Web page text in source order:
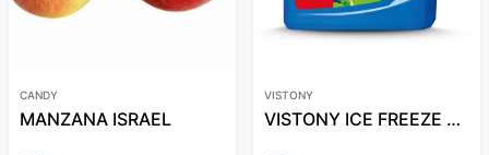
CANDY
MANZANA ISRAEL
VISTONY
VISTONY ICE FREEZE ORGANICO 1/4GL